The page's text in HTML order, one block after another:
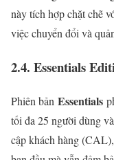
này tích hợp chặt chẽ
việc chuyển đổi và
2.4. Essentials
Phiên bản Essentials
tối đa 25 người dùng
cập khách hàng